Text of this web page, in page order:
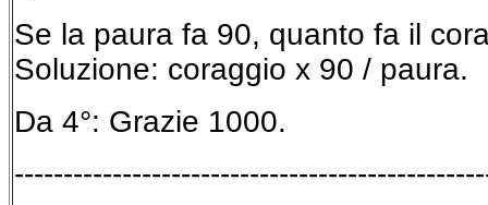
Se la paura fa 90, quanto fa il
Soluzione: coraggio x 90 / paura.
Da 4°: Grazie 1000.